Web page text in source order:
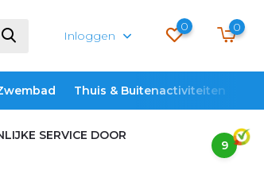
Inloggen
0 0
Thuis & Buitenactiviteiten
SERVICE DOOR
9